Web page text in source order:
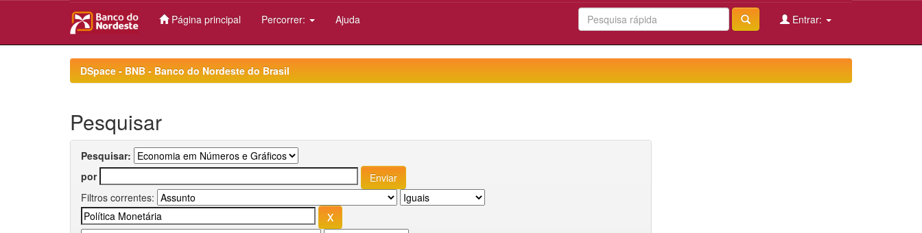
Página principal Percorrer: Ajuda Entrar:
DSpace - BNB - Banco do Nordeste do Brasil
Pesquisar
Pesquisar:
por
Filtros correntes: